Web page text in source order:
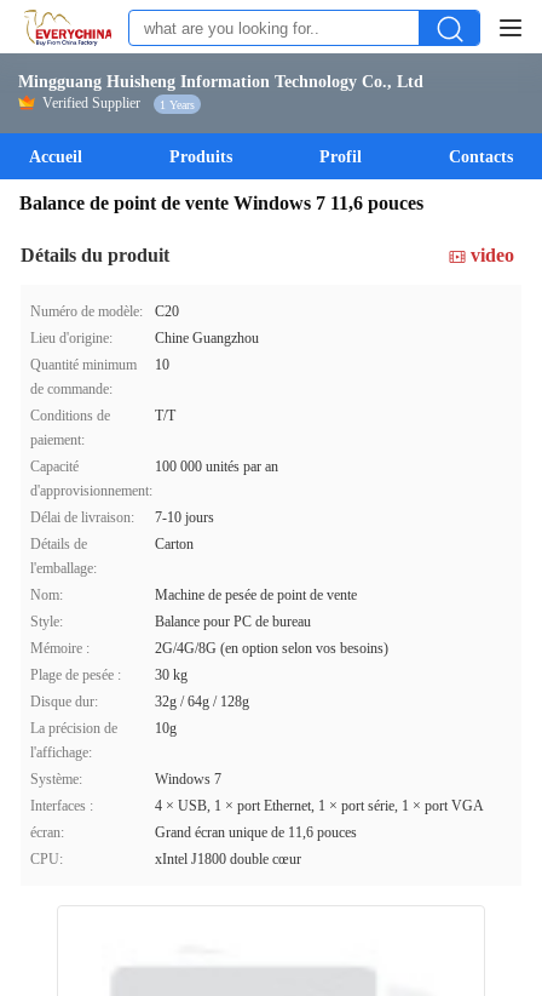
Mingguang Huisheng Information Technology Co., Ltd
Verified Supplier 1 Years
Accueil Produits Profil Contacts
Balance de point de vente Windows 7 11,6 pouces
Détails du produit video
Numéro de modèle:
C20
Lieu d'origine:
Chine Guangzhou
Quantité minimum
de commande:
10
Conditions de
paiement:
T/T
Capacité
d'approvisionnement:
100 000 unités par an
Délai de livraison:
7-10 jours
Détails de
l'emballage:
Carton
Nom:
Machine de pesée de point de vente
Style:
Balance pour PC de bureau
Mémoire :
2G/4G/8G (en option selon vos besoins)
Plage de pesée :
30 kg
Disque dur:
32g / 64g / 128g
La précision de
l'affichage:
10g
Système:
Windows 7
Interfaces :
4 × USB, 1 × port Ethernet, 1 × port série, 1 × port VGA
écran:
Grand écran unique de 11,6 pouces
CPU:
xIntel J1800 double cœur